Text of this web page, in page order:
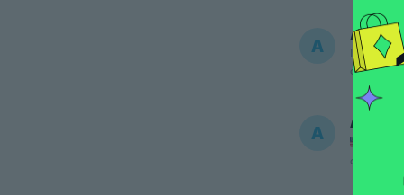
A Azza
Iscrizione
circa un
A Ashley
circa un